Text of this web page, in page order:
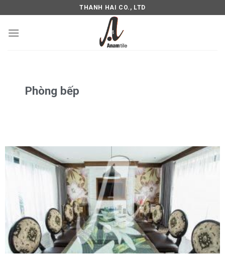
THANH HAI CO., LTD
Phòng bếp